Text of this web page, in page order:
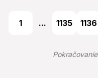
1 ... 1135 1136